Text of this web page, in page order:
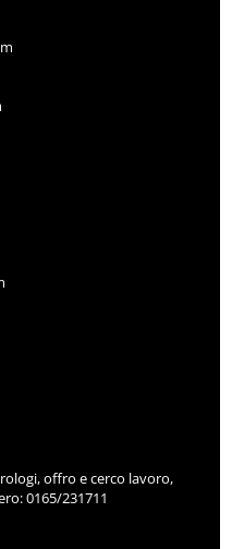
offro e cerco lavoro,
0165/231711